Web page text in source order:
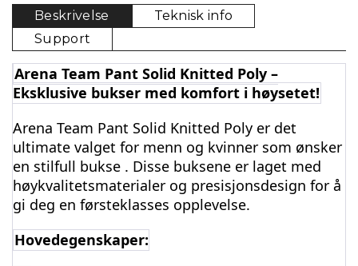
Beskrivelse
Teknisk info
Support
Arena Team Pant Solid Knitted Poly –
Eksklusive bukser med komfort i høysetet!
Arena Team Pant Solid Knitted Poly er det
ultimate valget for menn og kvinner som ønsker
en stilfull bukse . Disse buksene er laget med
høykvalitetsmaterialer og presisjonsdesign for å
gi deg en førsteklasses opplevelse.
Hovedegenskaper: